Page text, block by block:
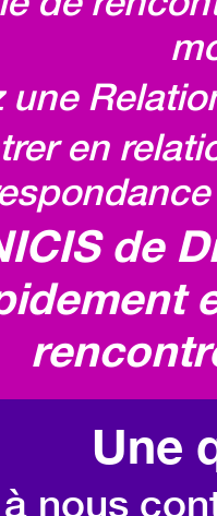
une
en
de
Une
à nous